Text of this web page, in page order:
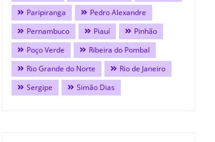
Paripiranga
Pedro Alexandre
Pernambuco
Piauí
Pinhão
Poço Verde
Ribeira do Pombal
Rio Grande do Norte
Rio de Janeiro
Sergipe
Simão Dias